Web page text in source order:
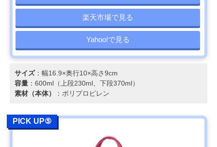
楽天市場で見る
Yahoo!で見る
サイズ：幅16.9×奥行10×高さ9cm
容量 ：600ml（上段230ml、下段370ml）
素材（本体）
：ポリプロピレン
PICK UP⑤